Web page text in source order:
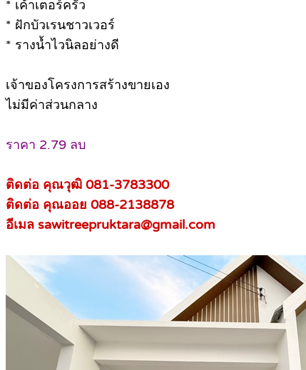
* เค้าเตอร์ครัว
* ฝักบัวเรนชาวเวอร์
* รางน้ำไวนิลอย่างดี
เจ้าของโครงการสร้างขายเอง
ไม่มีค่าส่วนกลาง
ราคา 2.79 ลบ
ติดต่อ คุณวุฒิ 081-3783300
ติดต่อ คุณออย 088-2138878
อีเมล sawitreepruktara@gmail.com